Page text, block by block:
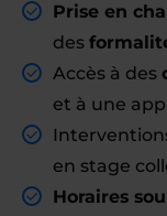
Prise en
des
Accès à des
et à une
en stage
Horaires